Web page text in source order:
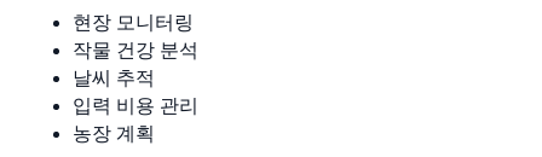
현장 모니터링
작물 건강 분석
날씨 추적
입력 비용 관리
농장 계획